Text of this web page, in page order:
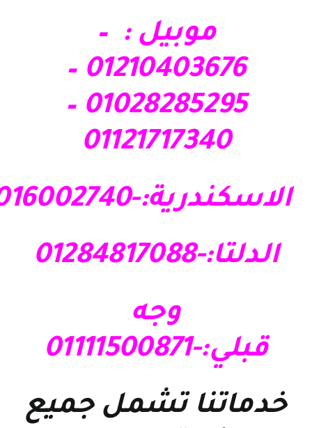
موبيل : –
01210403676 –
01028285295 –
01121717340
الاسكندرية:-01016002740
الدلتا:-01284817088
وجه
قبلي:-01111500871
خدماتنا تشمل جميع